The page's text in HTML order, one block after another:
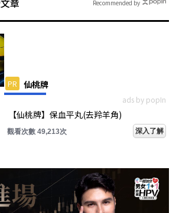
章
PR 仙桃牌
ads by popIn
【仙桃牌】保血平丸(去羚羊角)
觀看次數 49,213次 深入了解
Recommended by